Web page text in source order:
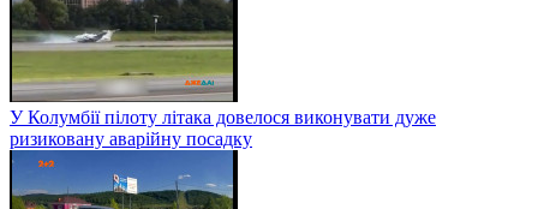
У Колумбії пілоту літака довелося виконувати дуже
ризиковану аварійну посадку